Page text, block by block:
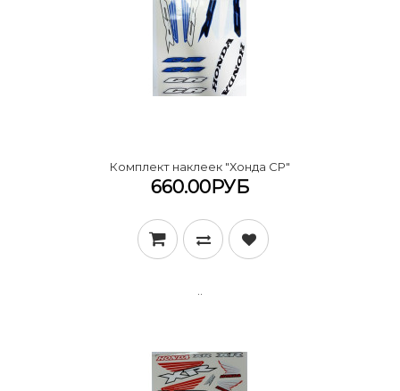
Комплект наклеек "Хонда СР"
660.00РУБ